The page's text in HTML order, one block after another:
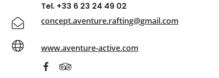
Tel. +33 6 23 24 49 02
concept.aventure.rafting@gmail.com
www.aventure-active.com